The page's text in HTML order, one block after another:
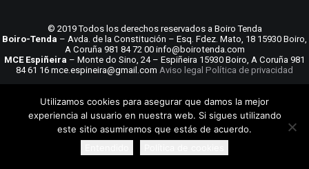
© 2019 Todos los derechos reservados a Boiro Tenda
Boiro-Tenda – Avda. de la Constitución – Esq. Fdez. Mato, 18 15930 Boiro,
A Coruña 981 84 72 00 info@boirotenda.com
MCE Espiñeira – Monte do Sino, 24 – Espiñeira 15930 Boiro, A Coruña 981
84 61 16 mce.espineira@gmail.com Aviso legal Política de privacidad
Utilizamos cookies para asegurar que damos la mejor
experiencia al usuario en nuestra web. Si sigues utilizando
este sitio asumiremos que estás de acuerdo.